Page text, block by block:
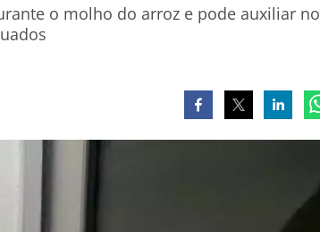
o molho do arroz e pode auxiliar no